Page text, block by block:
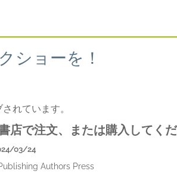
ショーを！
れています。
店で注文、または購入してくだ
03/24
Authors Press